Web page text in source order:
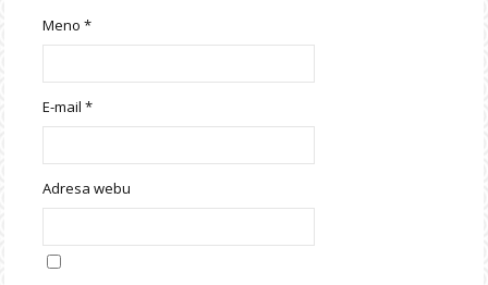
Meno*
E-mail*
Adresa webu